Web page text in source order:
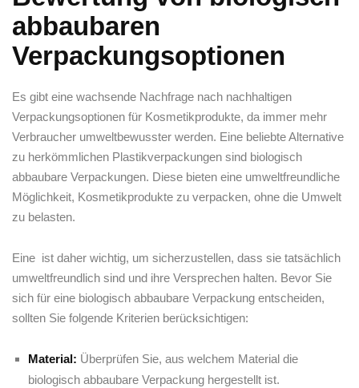
abbaubaren
Verpackungsoptionen
Es gibt eine wachsende⁢ Nachfrage nach ​nachhaltigen ​
Verpackungsoptionen für Kosmetikprodukte, da ⁢immer mehr⁤
Verbraucher ⁢umweltbewusster werden.‍ Eine ⁢beliebte Alternative
zu herkömmlichen ⁤Plastikverpackungen sind biologisch
abbaubare Verpackungen. Diese bieten eine umweltfreundliche
Möglichkeit, ⁣Kosmetikprodukte zu verpacken, ohne die ⁣Umwelt
zu belasten.
Eine ⁤ ist ‌daher wichtig, um sicherzustellen, dass‍ sie tatsächlich
⁢umweltfreundlich sind und ihre Versprechen halten. ⁢Bevor ⁢Sie
sich⁤ für⁢ eine biologisch abbaubare Verpackung⁣ entscheiden,
sollten​ Sie folgende⁢ Kriterien berücksichtigen:
Material: Überprüfen Sie, aus welchem⁤ Material ⁤die
biologisch abbaubare Verpackung‌ hergestellt ist.⁤